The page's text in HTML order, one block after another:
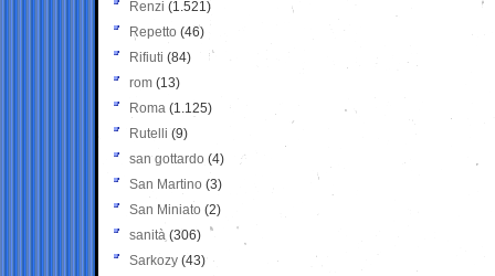
Renzi (1.521)
Repetto (46)
Rifiuti (84)
rom (13)
Roma (1.125)
Rutelli (9)
san gottardo (4)
San Martino (3)
San Miniato (2)
sanità (306)
Sarkozy (43)